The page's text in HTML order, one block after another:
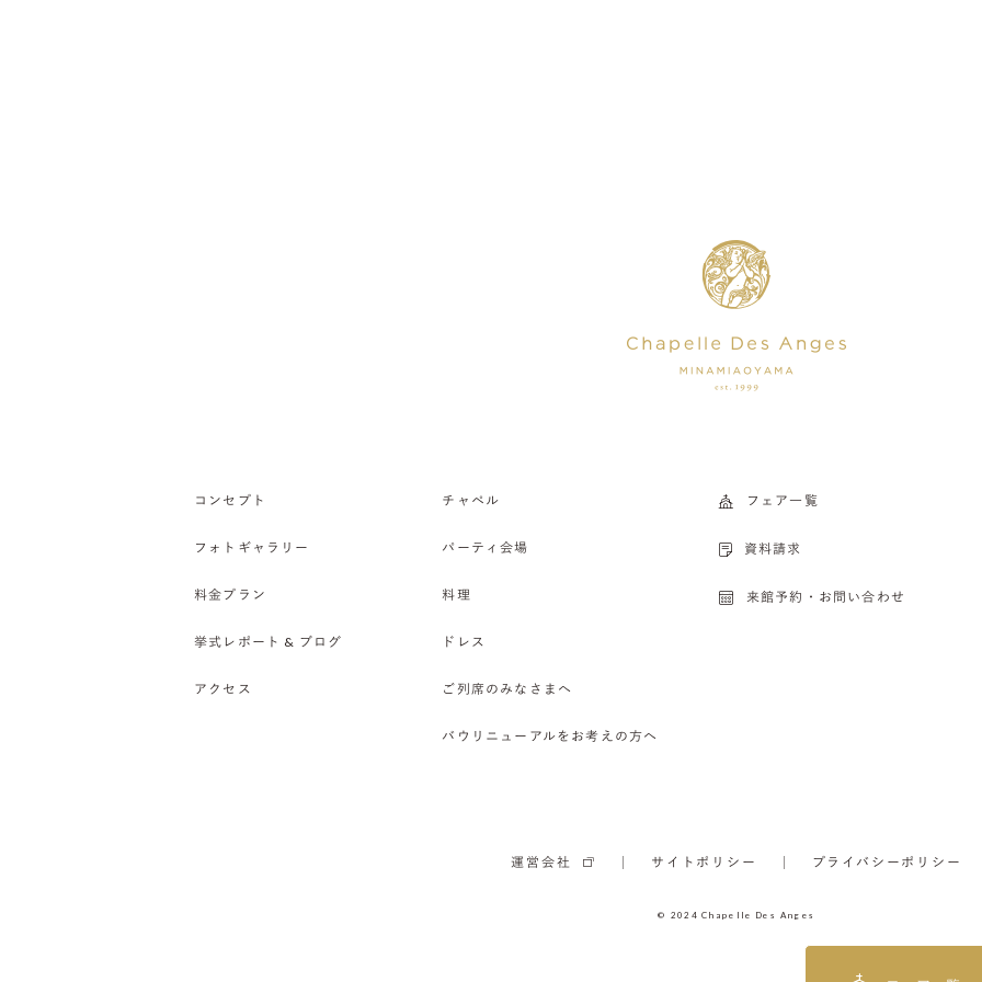
コンセプト
フォトギャラリー
料金プラン
挙式レポート & ブログ
アクセス
チャペル
パーティ会場
料理
ドレス
ご列席のみなさまへ
バウリニューアルをお考えの方へ
フェア一覧
資料請求
来館予約・お問い合わせ
運営会社 サイトポリシー プライバシーポリシー
© 2024 Chapelle Des Anges